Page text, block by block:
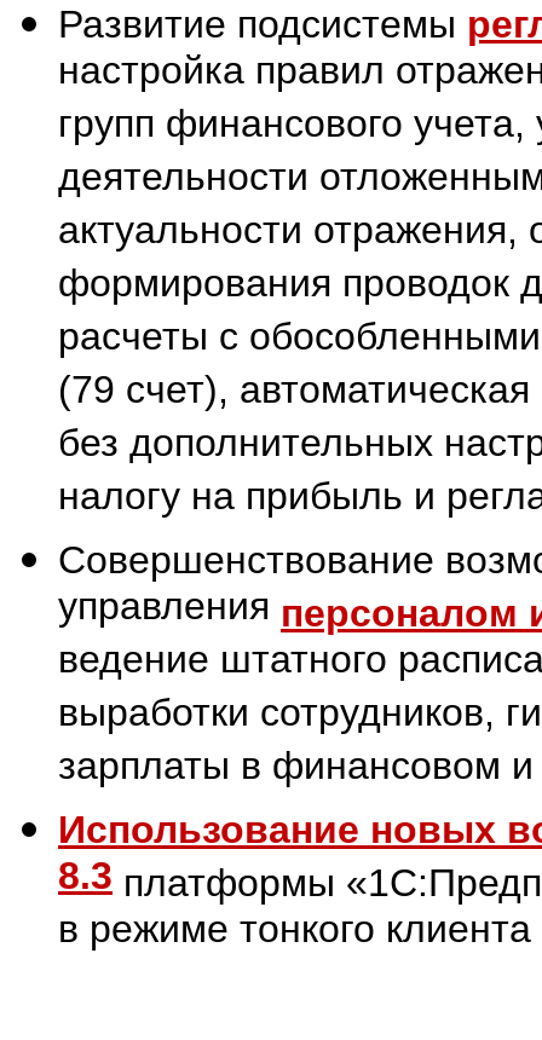
Развитие подсистемы
настройка правил
групп финансового
деятельности
актуальности отражения,
формирования проводок
расчеты с
(79 счет),
без дополнительных
налогу на прибыль и
Совершенствование
управления персоналом
ведение штатного
выработки сотрудников,
зарплаты в финансовом
Использование новых
8.3 платформы
в режиме тонкого